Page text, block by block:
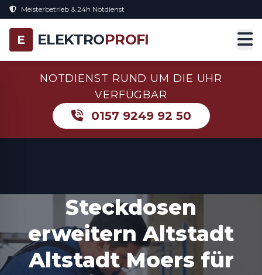
Meisterbetrieb & 24h Notdienst
E ELEKTROPROFI
NOTDIENST RUND UM DIE UHR
VERFÜGBAR
0157 9249 92 50
Steckdosen
erweitern Altstadt
Altstadt Moers für